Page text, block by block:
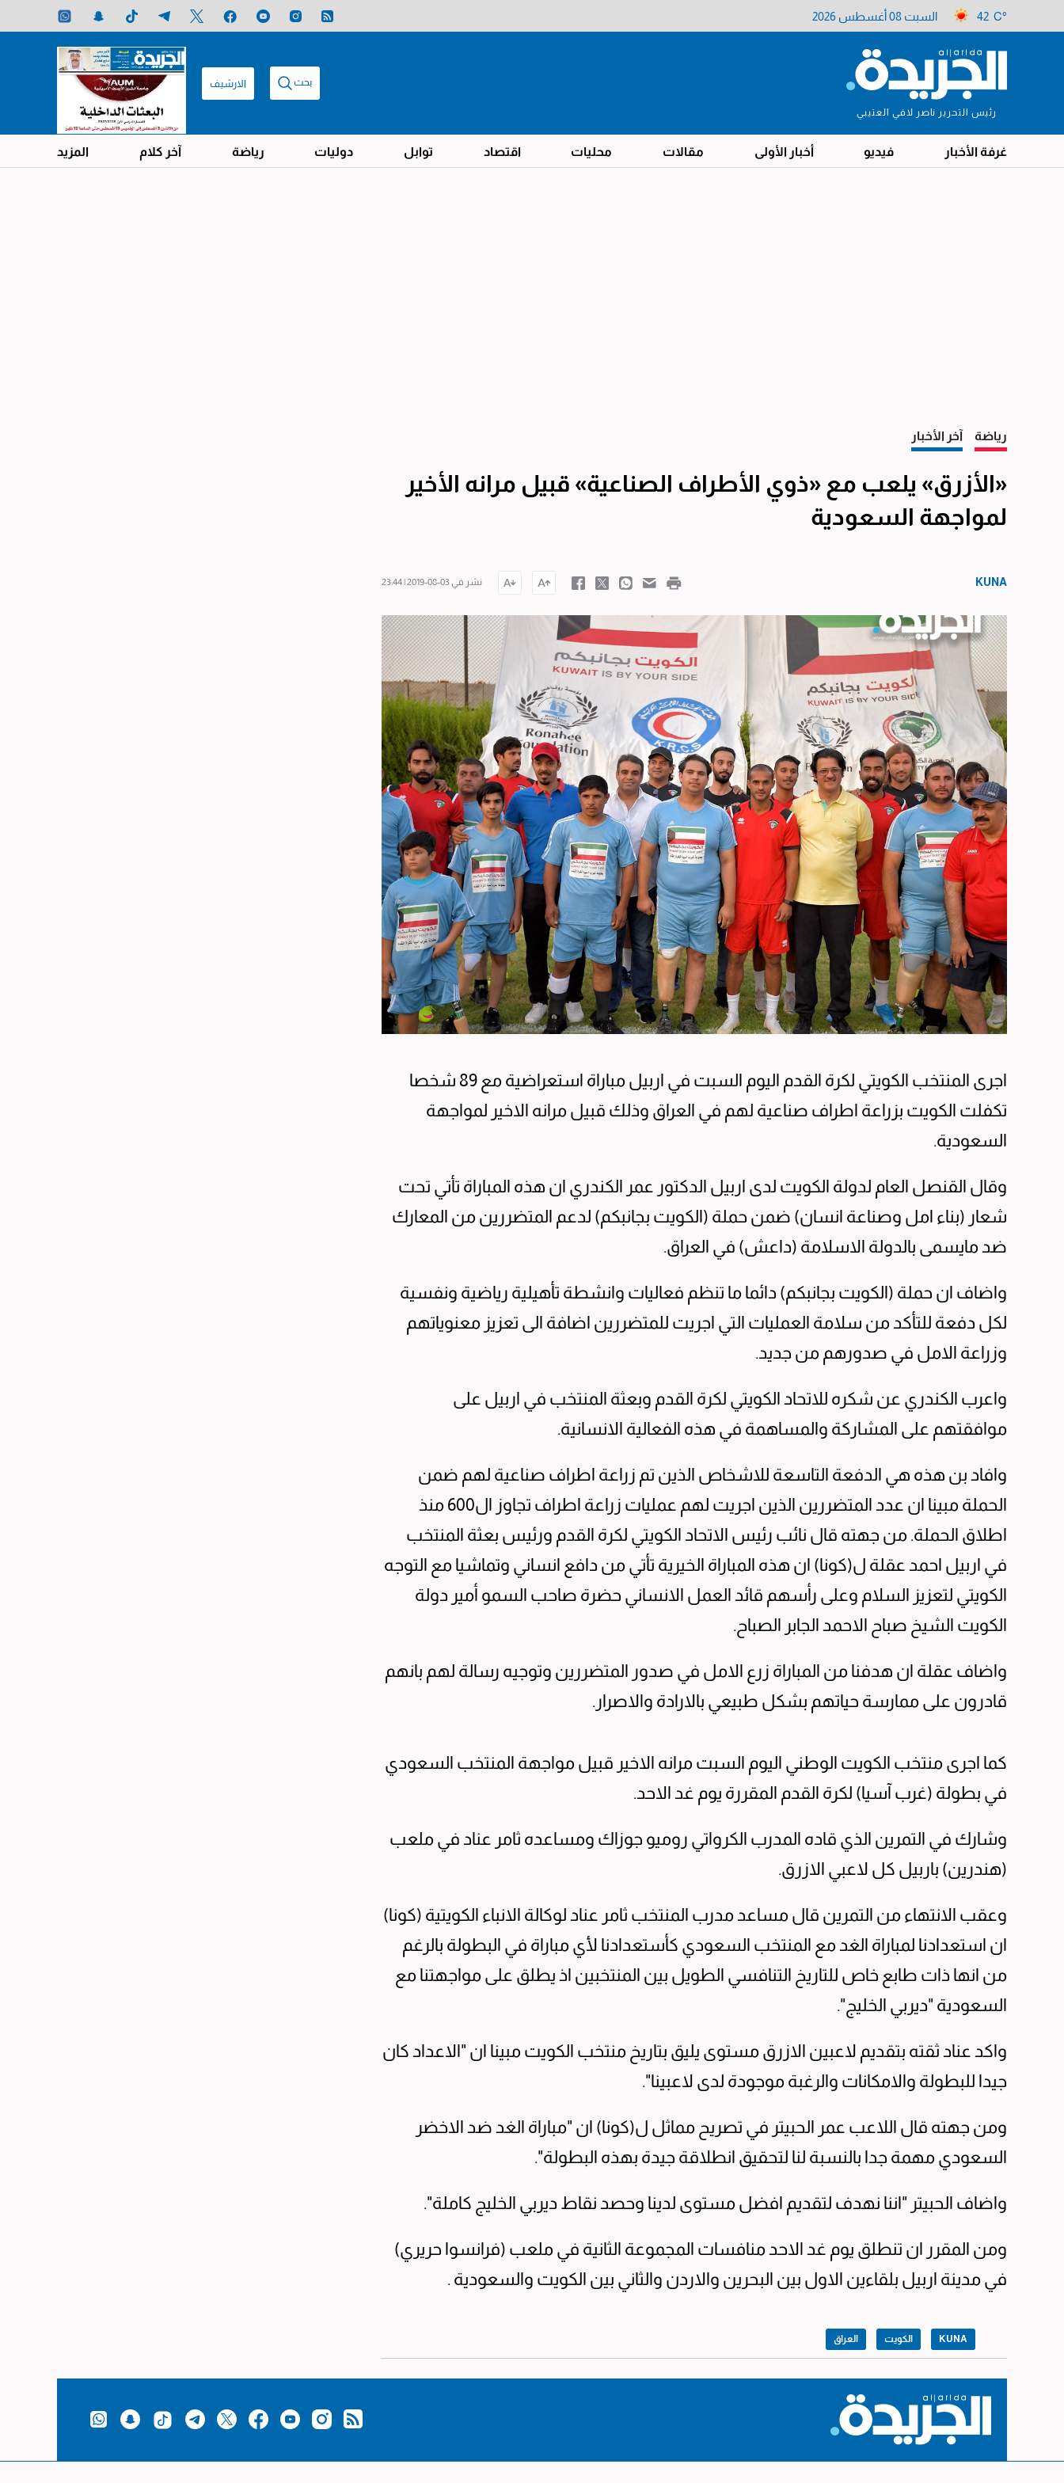
42 C° السبت 08 أغسطس 2026
رئيس التحرير ناصر لافي العتيبي
بحث الارشيف
غرفة الأخبار فيديو أخبار الأولى مقالات محليات اقتصاد توابل دوليات رياضة آخر كلام المزيد
رياضة آخر الأخبار
«الأزرق» يلعب مع «ذوي الأطراف الصناعية» قبيل مرانه الأخير
لمواجهة السعودية
KUNA نشر في 03-08-2019 | 23:44
اجرى المنتخب الكويتي لكرة القدم اليوم السبت في اربيل مباراة استعراضية مع 89 شخصا
تكفلت الكويت بزراعة اطراف صناعية لهم في العراق وذلك قبيل مرانه الاخير لمواجهة
السعودية.
وقال القنصل العام لدولة الكويت لدى اربيل الدكتور عمر الكندري ان هذه المباراة تأتي تحت
شعار (بناء امل وصناعة انسان) ضمن حملة (الكويت بجانبكم) لدعم المتضررين من المعارك
ضد مايسمى بالدولة الاسلامة (داعش) في العراق.
واضاف ان حملة (الكويت بجانبكم) دائما ما تنظم فعاليات وانشطة تأهيلية رياضية ونفسية
لكل دفعة للتأكد من سلامة العمليات التي اجريت للمتضررين اضافة الى تعزيز معنوياتهم
وزراعة الامل في صدورهم من جديد.
واعرب الكندري عن شكره للاتحاد الكويتي لكرة القدم وبعثة المنتخب في اربيل على
موافقتهم على المشاركة والمساهمة في هذه الفعالية الانسانية.
وافاد بن هذه هي الدفعة التاسعة للاشخاص الذين تم زراعة اطراف صناعية لهم ضمن
الحملة مبينا ان عدد المتضررين الذين اجريت لهم عمليات زراعة اطراف تجاوز ال600 منذ
اطلاق الحملة. من جهته قال نائب رئيس الاتحاد الكويتي لكرة القدم ورئيس بعثة المنتخب
في اربيل احمد عقلة ل(كونا) ان هذه المباراة الخيرية تأتي من دافع انساني وتماشيا مع التوجه
الكويتي لتعزيز السلام وعلى رأسهم قائد العمل الانساني حضرة صاحب السمو أمير دولة
الكويت الشيخ صباح الاحمد الجابر الصباح.
واضاف عقلة ان هدفنا من المباراة زرع الامل في صدور المتضررين وتوجيه رسالة لهم بانهم
قادرون على ممارسة حياتهم بشكل طبيعي بالارادة والاصرار.
كما اجرى منتخب الكويت الوطني اليوم السبت مرانه الاخير قبيل مواجهة المنتخب السعودي
في بطولة (غرب آسيا) لكرة القدم المقررة يوم غد الاحد.
وشارك في التمرين الذي قاده المدرب الكرواتي روميو جوزاك ومساعده ثامر عناد في ملعب
(هندرين) باربيل كل لاعبي الازرق.
وعقب الانتهاء من التمرين قال مساعد مدرب المنتخب ثامر عناد لوكالة الانباء الكويتية (كونا)
ان استعدادنا لمباراة الغد مع المنتخب السعودي كأستعدادنا لأي مباراة في البطولة بالرغم
من انها ذات طابع خاص للتاريخ التنافسي الطويل بين المنتخبين اذ يطلق على مواجهتنا مع
السعودية "ديربي الخليج".
واكد عناد ثقته بتقديم لاعبين الازرق مستوى يليق بتاريخ منتخب الكويت مبينا ان "الاعداد كان
جيدا للبطولة والامكانات والرغبة موجودة لدى لاعبينا".
ومن جهته قال اللاعب عمر الحبيتر في تصريح مماثل ل(كونا) ان "مباراة الغد ضد الاخضر
السعودي مهمة جدا بالنسبة لنا لتحقيق انطلاقة جيدة بهذه البطولة".
واضاف الحبيتر "اننا نهدف لتقديم افضل مستوى لدينا وحصد نقاط ديربي الخليج كاملة".
ومن المقرر ان تنطلق يوم غد الاحد منافسات المجموعة الثانية في ملعب (فرانسوا حريري)
في مدينة اربيل بلقاءين الاول بين البحرين والاردن والثاني بين الكويت والسعودية .
KUNA الكويت العراق